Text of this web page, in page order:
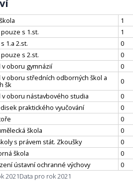
1
s 1.st.
1
1.a 2.st.
0
s 2.st.
0
v oboru gymnázií
0
v oboru středních odborných škol a
šk
0
v oboru nástavbového studia
0
praktického vyučování
0
0
škola
0
s právem stát. Zkoušky
0
škola
0
ústavní ochranné výchovy
0
2021Data pro rok 2021